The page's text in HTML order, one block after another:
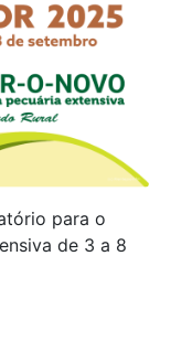
para o
de 3 a 8